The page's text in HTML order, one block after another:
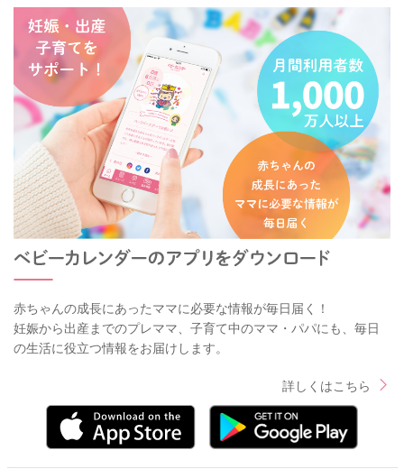
赤ちゃんの成長にあったママに必要な情報が毎日届く！
妊娠から出産までのプレママ、子育て中のママ・パパにも、毎日
の生活に役立つ情報をお届けします。
詳しくはこちら